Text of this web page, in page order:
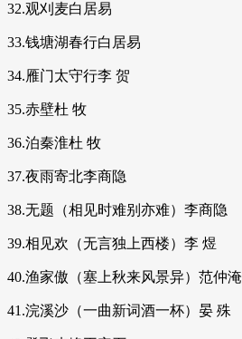
32.观刈麦白居易
33.钱塘湖春行白居易
34.雁门太守行李 贺
35.赤壁杜 牧
36.泊秦淮杜 牧
37.夜雨寄北李商隐
38.无题（相见时难别亦难）李商隐
39.相见欢（无言独上西楼）李 煜
40.渔家傲（塞上秋来风景异）范仲淹
41.浣溪沙（一曲新词酒一杯）晏 殊